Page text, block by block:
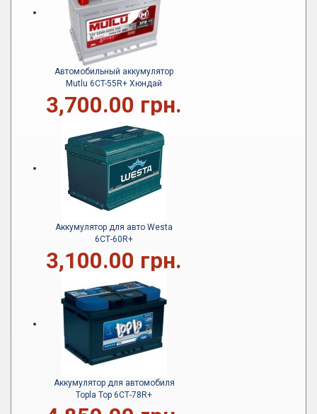
Автомобильный аккумулятор
Mutlu 6CT-55R+ Хюндай
3,700.00 грн.
Аккумулятор для авто Westa
6СТ-60R+
3,100.00 грн.
Аккумулятор для автомобиля
Topla Top 6СТ-78R+